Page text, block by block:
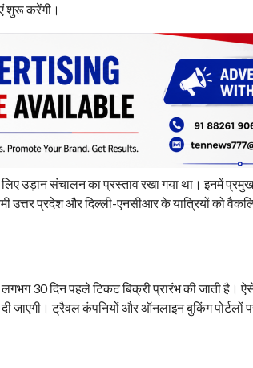
शुरू करेंगी।
उड़ान संचालन का प्रस्ताव रखा गया था। इनमें
उत्तर प्रदेश और दिल्ली-एनसीआर के यात्रियों को
30 दिन पहले टिकट बिक्री प्रारंभ की जाती है।
ट्रैवल कंपनियों और ऑनलाइन बुकिंग पोर्टलों